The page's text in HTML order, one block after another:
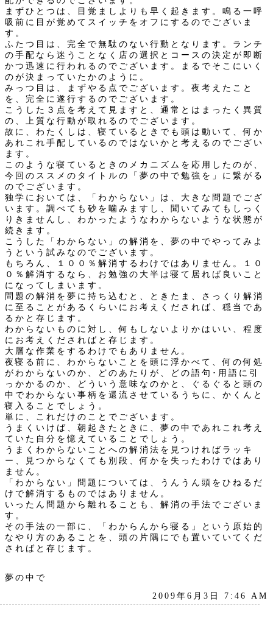
まずひとつは、目覚ましよりも早く起きます。鳴る一呼
吸前に目が覚めてスイッチをオフにするのでございま
す。
ふたつ目は、完全で無駄のない行動となります。ランチ
の手配なら迷うことなく店の選択とコースの決定が即断
かつ迅速に行われるのでございます。まるでそこにいく
のが決まっていたかのように。
みっつ目は、まずやる点でございます。夜考えたこと
を、完全に遂行するのでございます。
こうした３点を考えて見ますと、通常とはまったく異質
の、上質な行動が取れるのでございます。
故に、わたくしは、寝ているときでも頭は動いて、何か
あれこれ手配しているのではないかと考えるのでござい
ます。
このような寝ているときのメカニズムを応用したのが、
今回のススメのタイトルの「夢の中で勉強を」に繋がる
のでございます。
独学においては、「わからない」は、大きな問題でござ
います。調べても砂を噛みますし、聞いてみてもしっく
りきませんし、わかったようなわからないような状態が
続きます。
こうした「わからない」の解消を、夢の中でやってみよ
うという試みなのでございます。
もちろん、１００％解消するわけではありません。１０
０％解消するなら、お勉強の大半は寝て居れば良いこと
になってしまいます。
問題の解消を夢に持ち込むと、ときたま、さっくり解消
に至ることがあるくらいにお考えくだされば、穏当であ
るかと存じます。
わからないものに対し、何もしないよりかはいい、程度
にお考えくださればと存じます。
大層な作業をするわけでもありません。
夜寝る前に、わからないことを頭に浮かべて、何の何処
がわからないのか、どのあたりが、どの語句･用語に引
っかかるのか、どういう意味なのかと、ぐるぐると頭の
中でわからない事柄を還流させているうちに、かくんと
寝入ることでしょう。
単に、これだけのことでございます。
うまくいけば、朝起きたときに、夢の中であれこれ考え
ていた自分を憶えていることでしょう。
うまくわからないことへの解消法を見つければラッキ
ー、見つからなくても別段、何かを失ったわけではあり
ません。
「わからない」問題については、うんうん頭をひねるだ
けで解消するものではありません。
いったん問題から離れることも、解消の手法でございま
す。
その手法の一部に、「わからんから寝る」という原始的
なやり方のあることを、頭の片隅にでも置いていてくだ
さればと存じます。
夢の中で
2009年6月3日 7:46 AM